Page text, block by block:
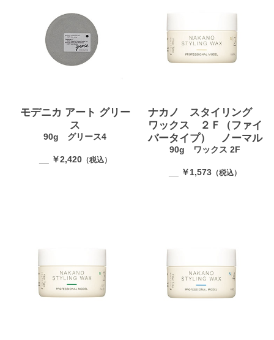
モデニカ アート グリー
ス
90g グリース4
__ ￥2,420（税込）
ナカノ スタイリング
ワックス ２Ｆ（ファイ
バータイプ） ノーマル
90g ワックス 2F
__ ￥1,573 （税込）